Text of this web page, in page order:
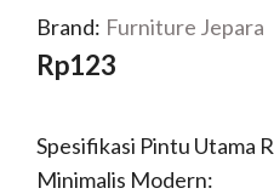
Brand: Furniture Jepara
Rp123
Spesifikasi Pintu Utama
Minimalis Modern: